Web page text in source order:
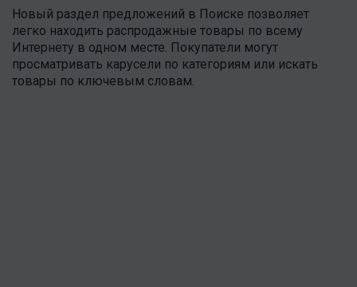
Новый раздел предложений в Поиске позволяет
легко находить распродажные товары по всему
Интернету в одном месте. Покупатели могут
просматривать карусели по категориям или искать
товары по ключевым словам.